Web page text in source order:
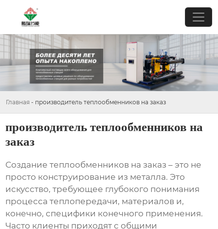
Главная - производитель теплообменников на заказ
производитель теплообменников на
заказ
Созданиетеплообменников на заказ – это не
просто конструирование из металла. Это
искусство, требующее глубокого понимания
процесса теплопередачи, материалов и,
конечно, специфики конечного применения.
Часто клиенты приходят с общими